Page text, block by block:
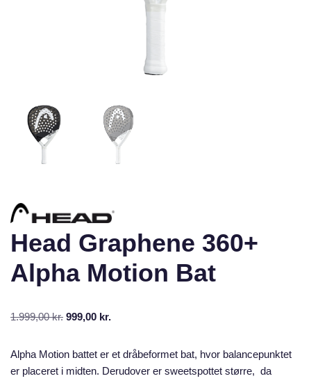
Head Graphene 360+
Alpha Motion Bat
1.999,00kr. 999,00 kr.
Alpha Motion battet er et dråbeformet bat, hvor balancepunktet
er placeret i midten. Derudover er sweetspottet større, da